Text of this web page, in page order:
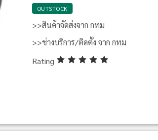
OUTSTOCK
>>สินค้าจัดส่งจาก กทม
>>ช่างบริการ/ติดตั้ง จาก กทม
Rating